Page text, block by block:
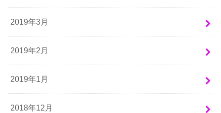
2019年3月
2019年2月
2019年1月
2018年12月